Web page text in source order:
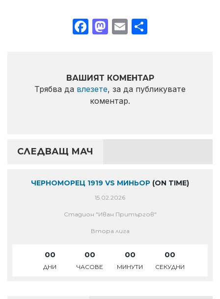
Facebook
Mastodon
Email
ВАШИЯТ КОМЕНТАР
Трябва да влезете, за да публикувате
коментар.
СЛЕДВАЩ МАЧ
ЧЕРНОМОРЕЦ 1919 VS МИНЬОР (ON TIME)
15.02.2026
Стадион "Иван Притъргов"
Втора лига
00
ДНИ
00
ЧАСОВЕ
00
МИНУТИ
00
СЕКУДНИ